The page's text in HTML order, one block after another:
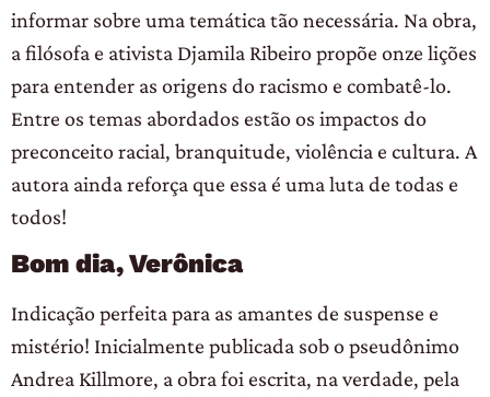
informar sobre uma temática tão necessária. Na obra,
a filósofa e ativista Djamila Ribeiro propõe onze lições
para entender as origens do racismo e combatê-lo.
Entre os temas abordados estão os impactos do
preconceito racial, branquitude, violência e cultura. A
autora ainda reforça que essa é uma luta de todas e
todos!
Bom dia, Verônica
Indicação perfeita para as amantes de suspense e
mistério! Inicialmente publicada sob o pseudônimo
Andrea Killmore, a obra foi escrita, na verdade, pela